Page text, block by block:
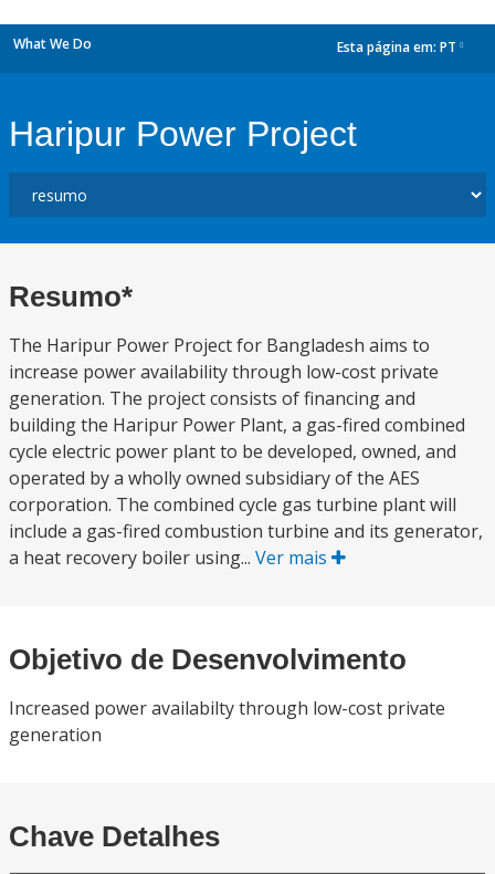
What We Do Esta página em: PT
Haripur Power Project
Resumo*
The Haripur Power Project for Bangladesh aims to
increase power availability through low-cost private
generation. The project consists of financing and
building the Haripur Power Plant, a gas-fired combined
cycle electric power plant to be developed, owned, and
operated by a wholly owned subsidiary of the AES
corporation. The combined cycle gas turbine plant will
include a gas-fired combustion turbine and its generator,
a heat recovery boiler using... Ver mais
Objetivo de Desenvolvimento
Increased power availabilty through low-cost private
generation
Chave Detalhes